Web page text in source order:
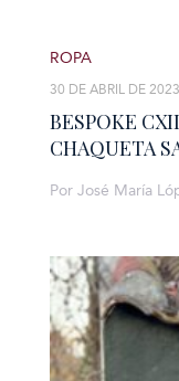
BESPOKE
CHAQUETA
30 DE ABRIL DE 2023
ROPA
Por José María